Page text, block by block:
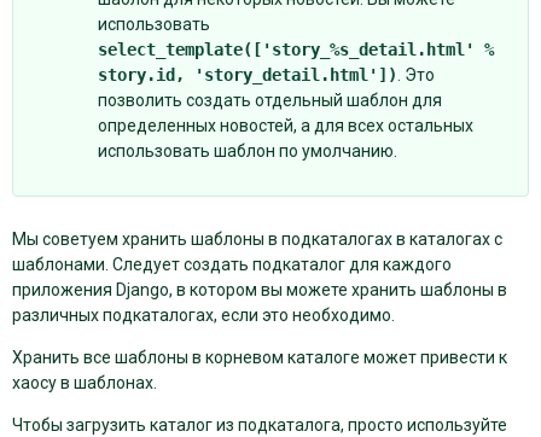
использовать
select_template(['story_%s_detail.html'
%
story.id,
'story_detail.html']). Это
позволить создать отдельный шаблон для
определенных новостей, а для всех остальных
использовать шаблон по умолчанию.
Мы советуем хранить шаблоны в подкаталогах в каталогах с
шаблонами. Следует создать подкаталог для каждого
приложения Django, в котором вы можете хранить шаблоны в
различных подкаталогах, если это необходимо.
Хранить все шаблоны в корневом каталоге может привести к
хаосу в шаблонах.
Чтобы загрузить каталог из подкаталога, просто используйте